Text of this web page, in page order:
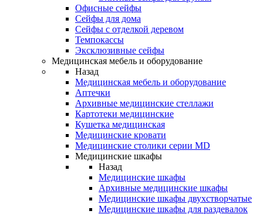
Офисные сейфы
Сейфы для дома
Сейфы с отделкой деревом
Темпокассы
Эксклюзивные сейфы
Медицинская мебель и оборудование
Назад
Медицинская мебель и оборудование
Аптечки
Архивные медицинские стеллажи
Картотеки медицинские
Кушетка медицинская
Медицинские кровати
Медицинские столики серии MD
Медицинские шкафы
Назад
Медицинские шкафы
Архивные медицинские шкафы
Медицинские шкафы двухстворчатые
Медицинские шкафы для раздевалок